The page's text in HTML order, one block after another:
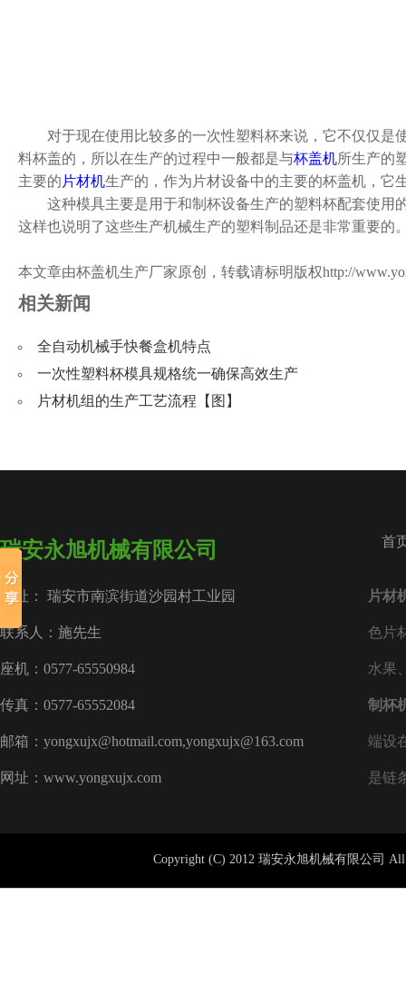
对于现在使用比较多的一次性塑料杯来说，它不仅仅是
料杯盖的，所以在生产的过程中一般都是与杯盖机所生产的
主要的片材机生产的，作为片材设备中的主要的杯盖机，它
这种模具主要是用于和制杯设备生产的塑料杯配套使用
这样也说明了这些生产机械生产的塑料制品还是非常重要的
本文章由杯盖机生产厂家原创，转载请标明版权http://
相关新闻
全自动机械手快餐盒机特点
一次性塑料杯模具规格统一确保高效生产
片材机组的生产工艺流程【图】
瑞安永旭机械有限公司
地址： 瑞安市南滨街道沙园村工业园
联系人：施先生
座机：0577-65550984
传真：0577-65552084
邮箱：yongxujx@hotmail.com,yongxujx@163.com
网址：www.yongxujx.com
首
片材
色片
水果
制杯
端设
是链
Copyright (C) 2012 瑞安永旭机械有限公司 All